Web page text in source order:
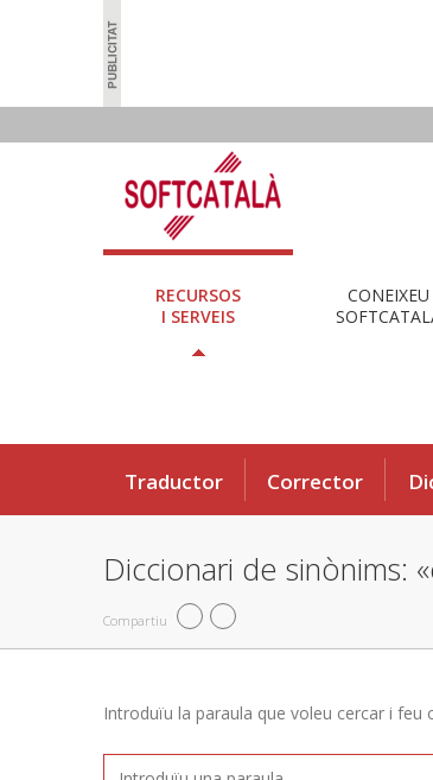
RECURSOS
I SERVEIS
CONEIXEU
Traductor Corrector
Diccionari de sinònims:
Compartiu
Introduïu la paraula que voleu cercar i feu